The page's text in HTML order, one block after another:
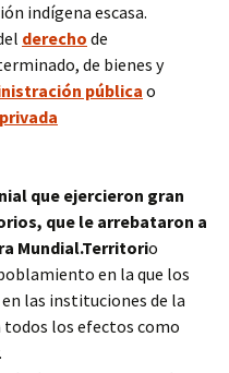
indígena escasa.
derecho de
de bienes y
públicao
privada
que ejercieron gran
que le arrebataron a
Mundial.Territorio
en la que los
las instituciones de la
los efectos como